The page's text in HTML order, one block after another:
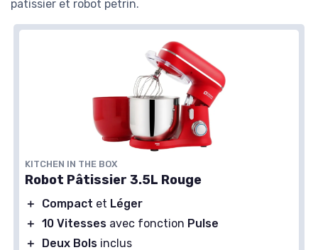
patissier et robot petrin.
KITCHEN IN THE BOX
Robot Pâtissier 3.5L Rouge
＋ Compact et Léger
＋ 10 Vitesses avec fonction Pulse
＋
Deux Bols inclus